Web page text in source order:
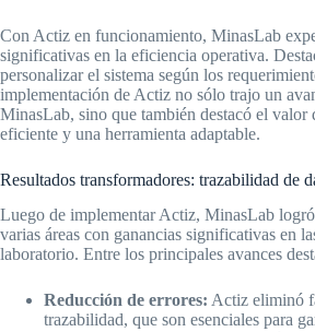
Con Actiz en funcionamiento, MinasLab
significativas en la eficiencia operativa.
personalizar el sistema según los
implementación de Actiz no sólo trajo un
MinasLab, sino que también destacó el valor
eficiente y una herramienta adaptable.
Resultados transformadores: trazabilidad de
Luego de implementar Actiz, MinasLab logró
varias áreas con ganancias significativas en
laboratorio. Entre los principales avances
Reducción de errores: Actiz eliminó
trazabilidad, que son esenciales para